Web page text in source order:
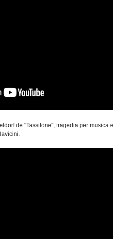
de "Tassilone", tragedia per musica